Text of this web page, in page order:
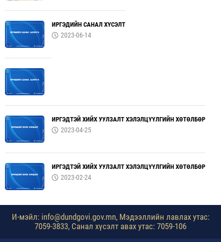
ИРГЭДИЙН САНАЛ ХҮСЭЛТ
2023-06-14
ИРГЭДТЭЙ ХИЙХ УУЛЗАЛТ ХЭЛЭЛЦҮҮЛГИЙН ХӨТӨЛБӨР
2023-04-25
ИРГЭДТЭЙ ХИЙХ УУЛЗАЛТ ХЭЛЭЛЦҮҮЛГИЙН ХӨТӨЛБӨР
2023-02-24
И-мэйл: info@dundgovi.gov.mn, Мэдээллийн лавлах утас:
7059-3833, Санал хүсэлт авах утас: 7059-106